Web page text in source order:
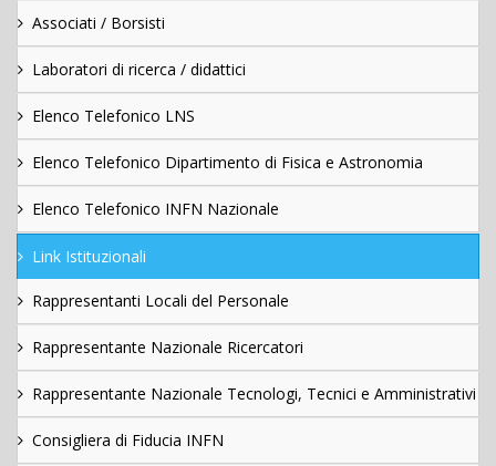
Associati / Borsisti
Laboratori di ricerca / didattici
Elenco Telefonico LNS
Elenco Telefonico Dipartimento di Fisica e Astronomia
Elenco Telefonico INFN Nazionale
Link Istituzionali
Rappresentanti Locali del Personale
Rappresentante Nazionale Ricercatori
Rappresentante Nazionale Tecnologi, Tecnici e Amministrativi
Consigliera di Fiducia INFN